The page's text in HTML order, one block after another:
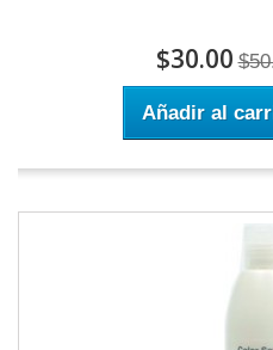
$30.00
Añadir al